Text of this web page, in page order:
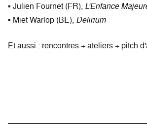
▪ Julien Fournet (FR), L'Enfance
▪ Miet Warlop (BE), Delirium
Et aussi : rencontres + ateliers + pitch